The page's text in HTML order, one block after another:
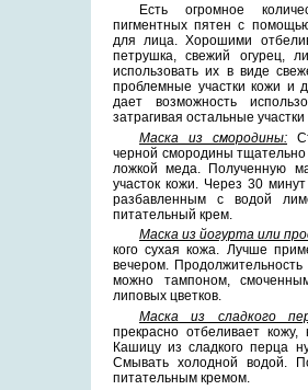
Есть огромное
пигментных пятен с
для лица. Хорошими
петрушка, свежий огурец,
использовать их в виде
проблемные участки кожи и
дает возможность
затрагивая остальные
Маска из смородины:
черной смородины
ложкой меда. Полученную
участок кожи. Через 30
разбавленным с водой
питательный крем.
Маска из йогурта или
кого сухая кожа. Лучше
вечером.
можно тампоном,
липовых цветков.
Маска из сладкого
прекрасно отбеливает
Кашицу из сладкого перца
Смывать холодной водой.
питательным кремом.